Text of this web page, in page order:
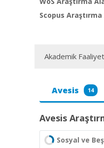
Scopus Araştırma
Akademik
Avesis 14
Avesis
Sosyal ve